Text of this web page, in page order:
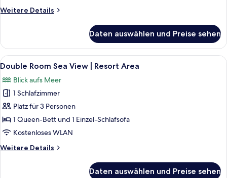
Resort
Weitere Details
Weitere
Room
Garden
View
Resort
Area
Daten auswählen und Preise sehen
Alle
Fotos
für
Double
Room
Sea
View
Resort
Double Room Sea View | Resort
7
Double Room Sea View | Resort Area
Blick aufs Meer
1 Schlafzimmer
Platz für 3 Personen
1 Queen-Bett und 1 Einzel-Schlafsofa
Kostenloses WLAN
Weitere Details
Weitere
Daten auswählen und Preise sehen